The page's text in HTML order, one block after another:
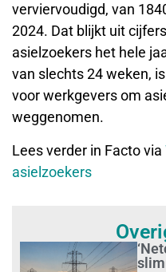
verviervoudigd, van
2024. Dat blijkt uit
asielzoekers het hele
van slechts 24 weken,
voor werkgevers om
weggenomen.
Lees verder in Facto via
asielzoekers